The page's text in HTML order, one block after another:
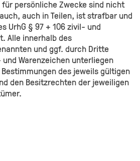
persönliche Zwecke sind nicht
auch in Teilen, ist strafbar und
UrhG § 97 + 106 zivil- und
Alle innerhalb des
und ggf. durch Dritte
Warenzeichen unterliegen
des jeweils gültigen
den Besitzrechten der jeweiligen